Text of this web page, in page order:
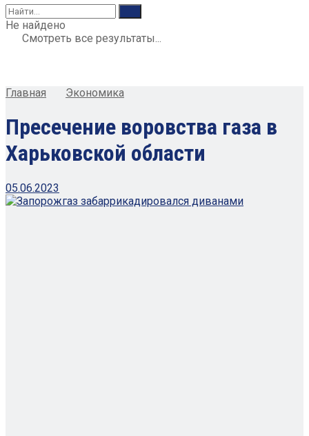
Не найдено
Смотреть все результаты...
Главная Экономика
Пресечение воровства газа в
Харьковской области
05.06.2023